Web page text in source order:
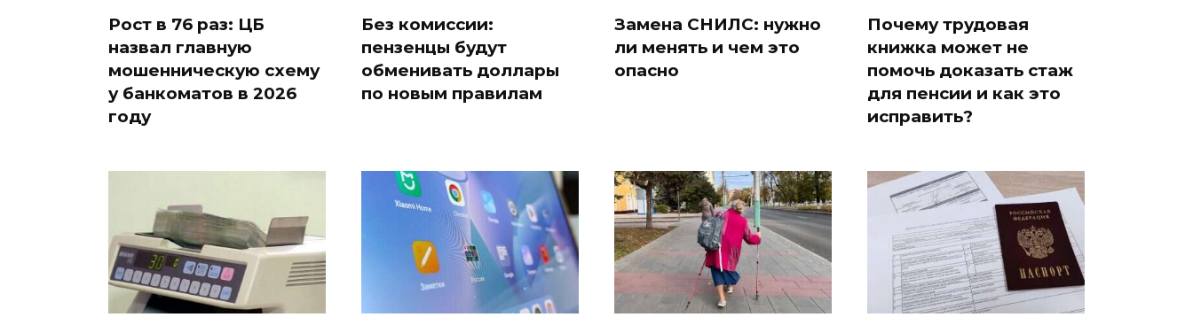
Рост в 76 раз: ЦБ
назвал главную
мошенническую схему
у банкоматов в 2026
году
Без комиссии:
пензенцы будут
обменивать доллары
по новым правилам
Замена СНИЛС: нужно
ли менять и чем это
опасно
Почему трудовая
книжка может не
помочь доказать стаж
для пенсии и как это
исправить?